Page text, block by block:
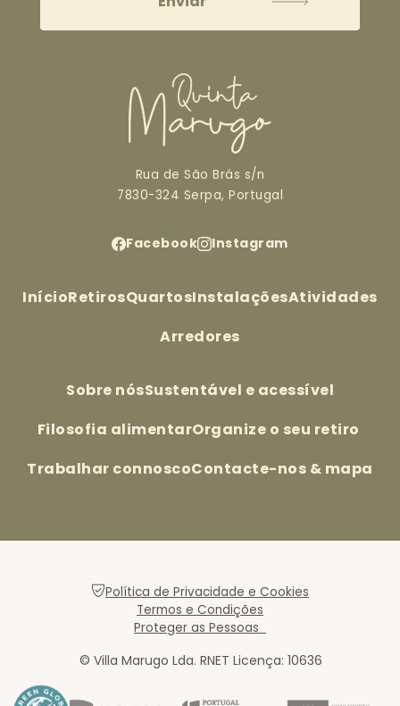
Rua de São Brás s/n
7830-324 Serpa, Portugal
Facebook Instagram
InícioRetirosQuartosInstalaçõesAtividades
Arredores
Sobre nósSustentável e acessível
Filosofia alimentarOrganize o seu retiro
Trabalhar connoscoContacte-nos & mapa
Política de Privacidade e Cookies
Termos e Condições
Proteger as Pessoas
© Villa Marugo Lda. RNET Licença: 10636